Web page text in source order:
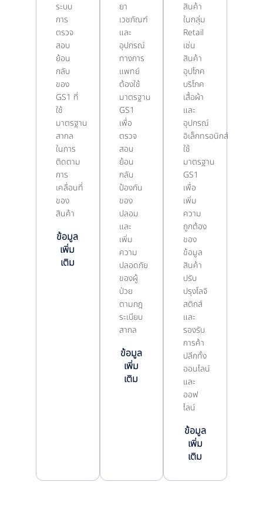
ระบบ
การ
ตรวจ
สอบ
ย้อน
กลับ
ของ
GS1 ที่
ใช้
มาตรฐาน
สากล
ในการ
ติดตาม
การ
เคลื่อนที่
ของ
สินค้า
ข้อมูล
เพิ่ม
เติม
ยา
เวชภัณฑ์
และ
อุปกรณ์
ทางการ
แพทย์
ต้องใช้
มาตรฐาน
GS1
เพื่อ
ตรวจ
สอบ
ย้อน
กลับ
ป้องกัน
ของ
ปลอม
และ
เพิ่ม
ความ
ปลอดภัย
ของผู้
ป่วย
ตามกฎ
ระเบียบ
สากล
ข้อมูล
เพิ่ม
เติม
สินค้า
ในกลุ่ม
Retail
เช่น
สินค้า
อุปโภค
บริโภค
เสื้อผ้า
และ
อุปกรณ์
อิเล็กทรอนิกส์
ใช้
มาตรฐาน
GS1
เพื่อ
เพิ่ม
ความ
ถูกต้อง
ของ
ข้อมูล
สินค้า
ปรับ
ปรุงโลจิ
สติกส์
และ
รองรับ
การค้า
ปลีกทั้ง
ออนไลน์
และ
ออฟ
ไลน์
ข้อมูล
เพิ่ม
เติม